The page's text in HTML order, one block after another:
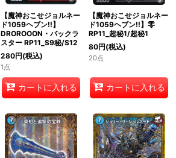
【魔神おこせジョルネー
ド1059ヘブン!!】
DROROOON・バックラ
スター RP11_S9秘/S12
280円(税込)
1点
カートに入れる
【魔神おこせジョルネー
ド1059ヘブン!!】零
RP11_超秘1/超秘1
80円(税込)
20点
カートに入れる